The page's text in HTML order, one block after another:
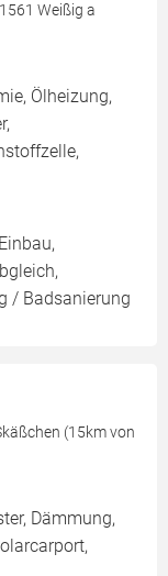
Weißig a
Ölheizung,
/ Badsanierung
(15km von
Dämmung,